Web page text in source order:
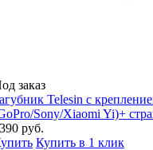
заказ
Telesin с
Sony/Xiaomi Yi)+
руб.
Купить в 1 клик